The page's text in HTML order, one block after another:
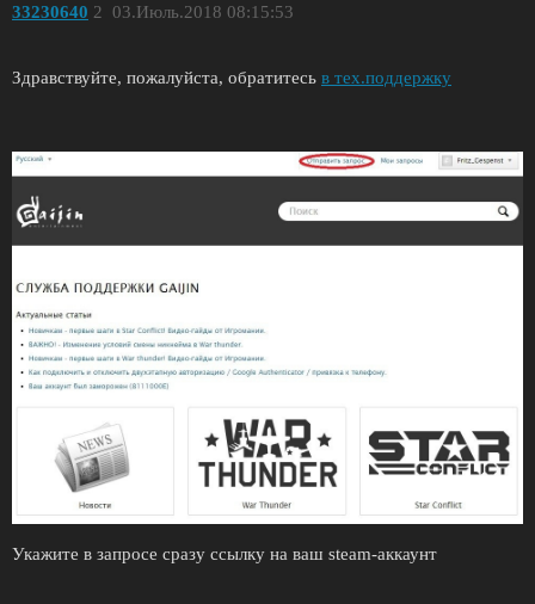
33230640 03.Июль.2018 08:15:53
2
Здравствуйте, пожалуйста, обратитесь в тех.поддержку
Укажите в запросе сразу ссылку на ваш steam-аккаунт